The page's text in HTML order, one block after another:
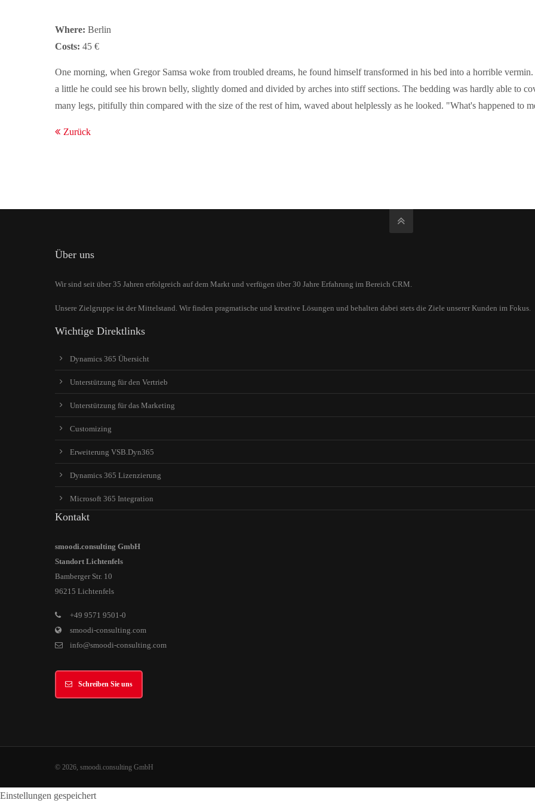
24h
We offer support for our customers
Get in touch
info@yourdomain.com
About us
Lorem ipsum dolor sit amet, consectetuer adipiscing elit.
Aenean commodo ligula eget dolor. Aenean massa. Cum sociis natoque penatibus et magnis dis parturient montes, nascetur
Where: Berlin
Costs: 45 €
One morning, when Gregor Samsa woke from troubled dreams, he found himself transformed in his bed into a horrible
a little he could see his brown belly, slightly domed and divided by arches into stiff sections. The bedding was hardly able to
many legs, pitifully thin compared with the size of the rest of him, waved about helplessly as he looked. "What's happened to
Zurück
Über uns
Wir sind seit über 35 Jahren erfolgreich auf dem Markt und verfügen über 30 Jahre Erfahrung im Bereich CRM.
Unsere Zielgruppe ist der Mittelstand. Wir finden pragmatische und kreative Lösungen und behalten dabei stets die Ziele unserer Kunden im Fokus.
Wichtige Direktlinks
Dynamics 365 Übersicht
Unterstützung für den Vertrieb
Unterstützung für das Marketing
Customizing
Erweiterung VSB.Dyn365
Dynamics 365 Lizenzierung
Microsoft 365 Integration
Kontakt
smoodi.consulting GmbH
Standort Lichtenfels
Bamberger Str. 10
96215 Lichtenfels
+49 9571 9501-0
smoodi-consulting.com
info@smoodi-consulting.com
Schreiben Sie uns
© 2026, smoodi.consulting GmbH
Einstellungen gespeichert